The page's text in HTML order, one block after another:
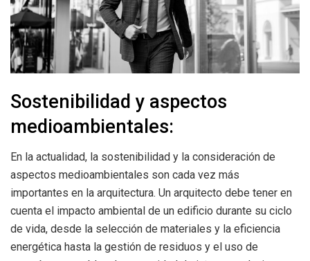
Sostenibilidad y aspectos
medioambientales:
En la actualidad, la sostenibilidad y la consideración de
aspectos medioambientales son cada vez más
importantes en la arquitectura. Un arquitecto debe tener en
cuenta el impacto ambiental de un edificio durante su ciclo
de vida, desde la selección de materiales y la eficiencia
energética hasta la gestión de residuos y el uso de